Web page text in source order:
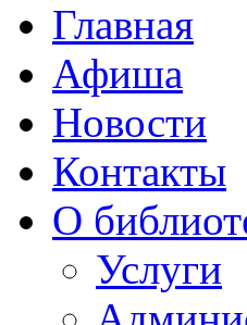
Главная
Афиша
Новости
Контакты
О
Услуги